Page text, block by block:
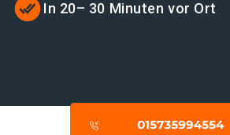
In 20– 30 Minuten vor Ort